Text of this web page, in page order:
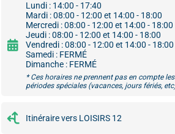
Lundi : 14:00 - 17:40
Mardi : 08:00 - 12:00 et 14:00 - 18:00
Mercredi : 08:00 - 12:00 et 14:00 - 18:00
Jeudi : 08:00 - 12:00 et 14:00 - 18:00
Vendredi : 08:00 - 12:00 et 14:00 - 18:00
Samedi : FERMÉ
Dimanche : FERMÉ
* Ces horaires ne prennent pas en compte les
périodes spéciales (vacances, jours fériés,
Itinéraire vers LOISIRS 12